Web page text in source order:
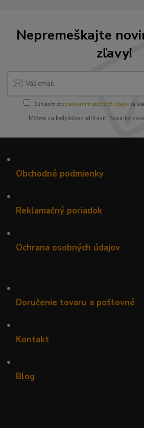
Nepremeškajte
zľavy!
Súhlasím sospracovaním osobných údajov za
Môžete sa kedykoľvek odhlásiť. Novinky
•
Obchodné podmienky
•
Reklamačný poriadok
•
Ochrana osobných údajov
•
Doručenie tovaru a poštovné
•
Kontakt
•
Blog